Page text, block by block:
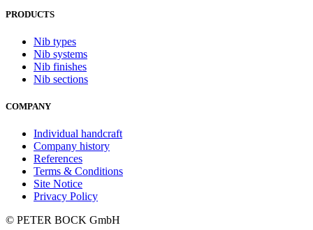
PRODUCTS
Nib types
Nib systems
Nib finishes
Nib sections
COMPANY
Individual handcraft
Company history
References
Terms & Conditions
Site Notice
Privacy Policy
© PETER BOCK GmbH